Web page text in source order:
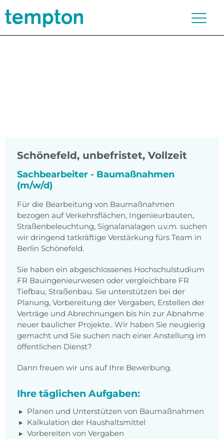
Schönefeld, unbefristet, Vollzeit
Sachbearbeiter - Baumaßnahmen
(m/w/d)
Für die Bearbeitung von Baumaßnahmen
bezogen auf Verkehrsflächen, Ingenieurbauten,
Straßenbeleuchtung, Signalanalagen u.v.m. suchen
wir dringend tatkräftige Verstärkung fürs Team in
Berlin Schönefeld.
Sie haben ein abgeschlossenes Hochschulstudium
FR Bauingenieurwesen oder vergleichbare FR
Tiefbau, Straßenbau. Sie unterstützen bei der
Planung, Vorbereitung der Vergaben, Erstellen der
Verträge und Abrechnungen bis hin zur Abnahme
neuer baulicher Projekte.. Wir haben Sie neugierig
gemacht und Sie suchen nach einer Anstellung im
öffentlichen Dienst?
Dann freuen wir uns auf Ihre Bewerbung.
Ihre täglichen Aufgaben:
Planen und Unterstützen von Baumaßnahmen
Kalkulation der Haushaltsmittel
Vorbereiten von Vergaben